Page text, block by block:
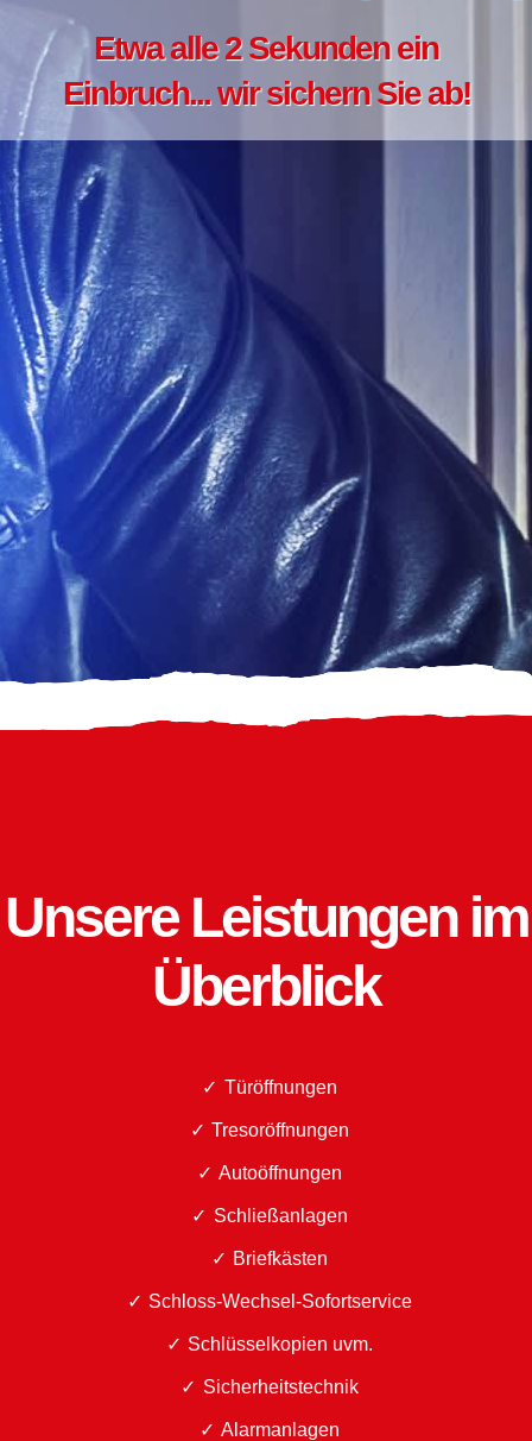
Etwa alle 2 Sekunden ein
Einbruch... wir sichern Sie ab!
Unsere Leistungen im
Überblick
Türöffnungen
Tresoröffnungen
Autoöffnungen
Schließanlagen
Briefkästen
Schloss-Wechsel-Sofortservice
Schlüsselkopien uvm.
Sicherheitstechnik
Alarmanlagen